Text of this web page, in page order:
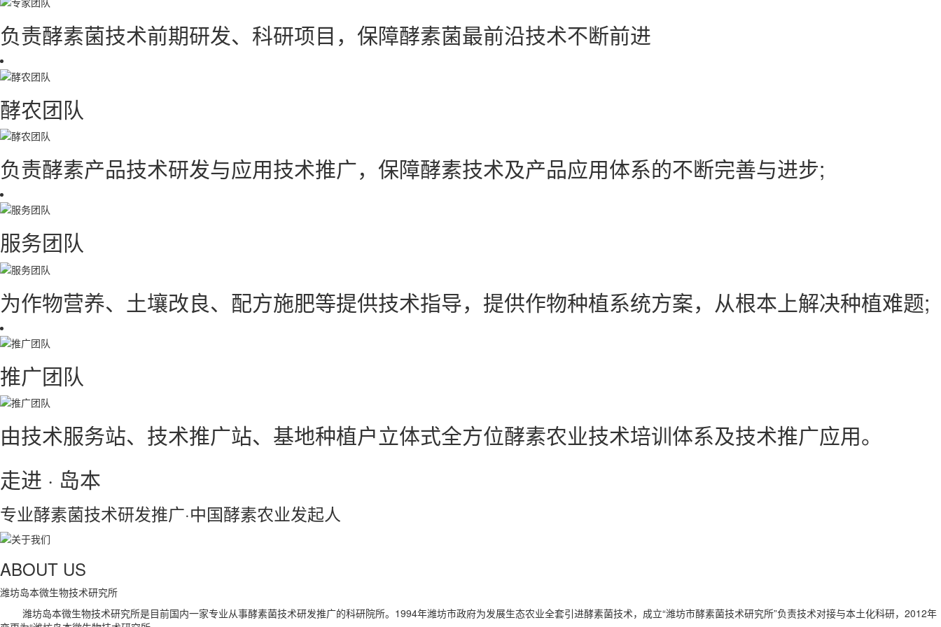
负责酵素菌技术前期研发、科研项目，保障酵素菌最前沿技术不断前进
酵农团队
负责酵素产品技术研发与应用技术推广，保障酵素技术及产品应用体系的不断完善与进步;
服务团队
为作物营养、土壤改良、配方施肥等提供技术指导，提供作物种植系统方案，从根本上解决种植难题;
推广团队
由技术服务站、技术推广站、基地种植户立体式全方位酵素农业技术培训体系及技术推广应用。
走进 · 岛本
专业酵素菌技术研发推广·中国酵素农业发起人
ABOUT US
潍坊岛本微生物技术研究所
潍坊岛本微生物技术研究所是目前国内一家专业从事酵素菌技术研发推广的科研院所。1994年潍坊市政府为发展生态农业全套引进酵素菌技术，成立“潍坊市酵素菌技术研究所”负责技术对接与本土化科研，2012年